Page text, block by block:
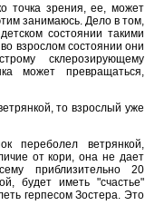
точка зрения, ее, может
занимаюсь. Дело в том,
состоянии такими
взрослом состоянии они
склерозирующему
может превращаться,
то взрослый уже
переболел ветрянкой,
от кори, она не дает
приблизительно 20
будет иметь "счастье"
герпесом Зостера. Это